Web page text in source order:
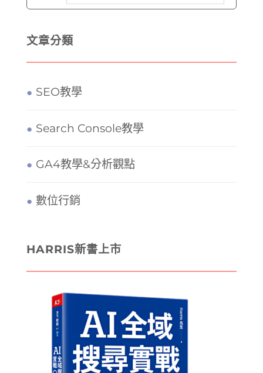
文章分類
SEO教學
Search Console教學
GA4教學&分析觀點
數位行銷
HARRIS新書上市